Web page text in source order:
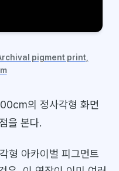
Archival pigment print,
의 정사각형 화면
을 본다.
형 아카이벌 피그먼트